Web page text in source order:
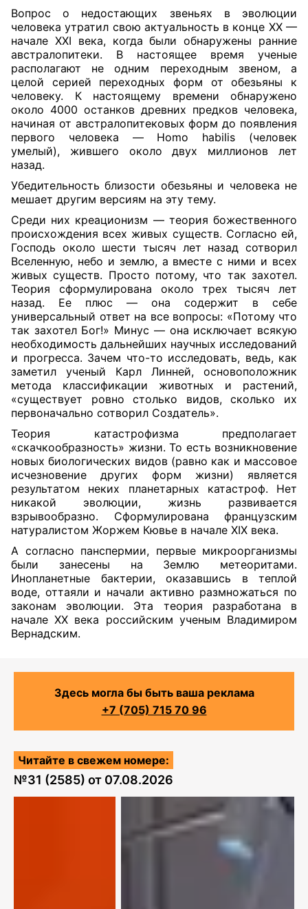
Вопрос о недостающих звеньях в эволюции
человека утратил свою актуальность в конце XX —
начале XXI века, когда были обнаружены ранние
австралопитеки. В настоящее время ученые
располагают не одним переходным звеном, а
целой серией переходных форм от обезьяны к
человеку. К настоящему времени обнаружено
около 4000 останков древних предков человека,
начиная от австралопитековых форм до появления
первого человека — Homo habilis (человек
умелый), жившего около двух миллионов лет
назад.
Убедительность близости обезьяны и человека не
мешает другим версиям на эту тему.
Среди них креационизм — теория божественного
происхождения всех живых существ. Согласно ей,
Господь около шести тысяч лет назад сотворил
Вселенную, небо и землю, а вместе с ними и всех
живых существ. Просто потому, что так захотел.
Теория сформулирована около трех тысяч лет
назад. Ее плюс — она содержит в себе
универсальный ответ на все вопросы: «Потому что
так захотел Бог!» Минус — она исключает всякую
необходимость дальнейших научных исследований
и прогресса. Зачем что-то исследовать, ведь, как
заметил ученый Карл Линней, основоположник
метода классификации животных и растений,
«существует ровно столько видов, сколько их
первоначально сотворил Создатель».
Теория катастрофизма предполагает
«скачкообразность» жизни. То есть возникновение
новых биологических видов (равно как и массовое
исчезновение других форм жизни) является
результатом неких планетарных катастроф. Нет
никакой эволюции, жизнь развивается
взрывообразно. Сформулирована французским
натуралистом Жоржем Кювье в начале ХIХ века.
А согласно панспермии, первые микроорганизмы
были занесены на Землю метеоритами.
Инопланетные бактерии, оказавшись в теплой
воде, оттаяли и начали активно размножаться по
законам эволюции. Эта теория разработана в
начале ХХ века российским ученым Владимиром
Вернадским.
Здесь могла бы быть ваша реклама
+7 (705) 715 70 96
Читайте в свежем номере:
№31 (2585) от 07.08.2026